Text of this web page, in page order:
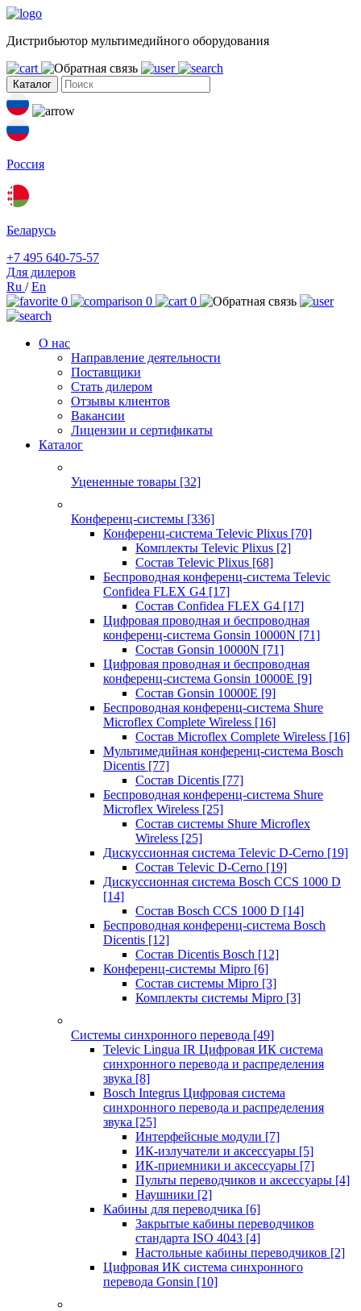
Дистрибьютор мультимедийного оборудования
Каталог
Россия
Беларусь
+7 495 640-75-57
Для дилеров
Ru /En
0
0 0
О нас
Направление деятельности
Поставщики
Стать дилером
Отзывы клиентов
Вакансии
Лицензии и сертификаты
Каталог
Уцененные товары [32]
Конференц-системы [336]
Конференц-система Televic Plixus [70]
Комплекты Televic Plixus [2]
Состав Televic Plixus [68]
Беспроводная конференц-система Televic
Confidea FLEX G4 [17]
Состав Confidea FLEX G4 [17]
Цифровая проводная и беспроводная
конференц-система Gonsin 10000N [71]
Состав Gonsin 10000N [71]
Цифровая проводная и беспроводная
конференц-система Gonsin 10000E [9]
Состав Gonsin 10000E [9]
Беспроводная конференц-система Shure
Microflex Complete Wireless [16]
Состав Microflex Complete Wireless [16]
Мультимедийная конференц-система Bosch
Dicentis [77]
Состав Dicentis [77]
Беспроводная конференц-система Shure
Microflex Wireless [25]
Состав системы Shure Microflex
Wireless [25]
Дискуссионная система Televic D-Cerno [19]
Состав Televic D-Cerno [19]
Дискуссионная система Bosch CCS 1000 D
[14]
Состав Bosch CCS 1000 D [14]
Беспроводная конференц-система Bosch
Dicentis [12]
Состав Dicentis Bosch [12]
Конференц-системы Mipro [6]
Состав системы Mipro [3]
Комплекты системы Mipro [3]
Системы синхронного перевода [49]
Televic Lingua IR Цифровая ИК система
синхронного перевода и распределения
звука [8]
Bosch Integrus Цифровая система
синхронного перевода и распределения
звука [25]
Интерфейсные модули [7]
ИК-излучатели и аксессуары [5]
ИК-приемники и аксессуары [7]
Пульты переводчиков и аксессуары [4]
Наушники [2]
Кабины для переводчика [6]
Закрытые кабины переводчиков
стандарта ISO 4043 [4]
Настольные кабины переводчиков [2]
Цифровая ИК система синхронного
перевода Gonsin [10]